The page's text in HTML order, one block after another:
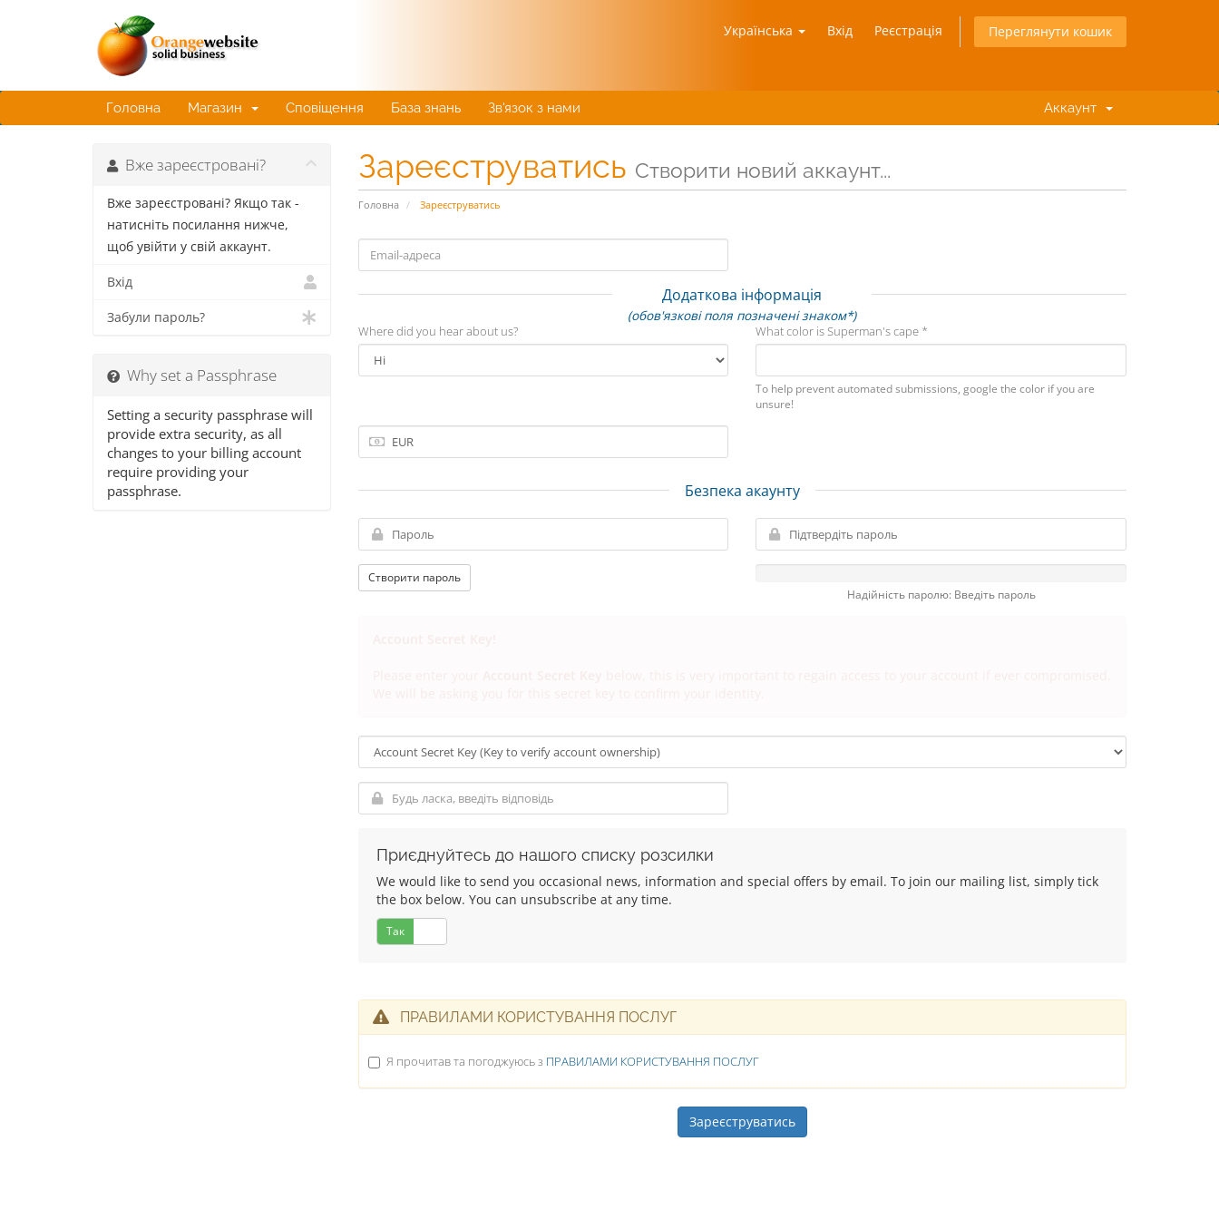
Українська Вхід Реєстрація Переглянути кошик
Головна Магазин Сповіщення База знань Зв'язок з нами Аккаунт
Зареєструватись Створити новий аккаунт...
Головна Зареєструватись
Вже зареєстровані?
Вже зареєстровані? Якщо так -
натисніть посилання нижче,
щоб увійти у свій аккаунт.
Вхід
Забули пароль?
Додаткова інформація
(обов'язкові поля позначені знаком*)
Where did you hear about us? What color is Superman's cape *
To help prevent automated submissions, google the color if you are
unsure!
Безпека акаунту
Створити пароль
Надійність паролю: Введіть пароль
Приєднуйтесь до нашого списку розсилки
We would like to send you occasional news, information and special offers by email. To join our mailing list, simply tick
the box below. You can unsubscribe at any time.
Так
ПРАВИЛАМИ КОРИСТУВАННЯ ПОСЛУГ
Я прочитав та погоджуюсь з ПРАВИЛАМИ КОРИСТУВАННЯ ПОСЛУГ
Why set a Passphrase
Setting a security passphrase will
provide extra security, as all
changes to your billing account
require providing your
passphrase.